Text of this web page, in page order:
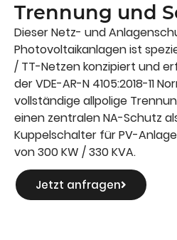
Trennung und
Dieser Netz- und
Photovoltaikanlagen ist
/ TT-Netzen konzipiert und
der VDE-AR-N 4105:2018-11
vollständige allpolige
einen zentralen NA-Schutz
Kuppelschalter für PV-
von 300 KW / 330 KVA.
Jetzt anfragen